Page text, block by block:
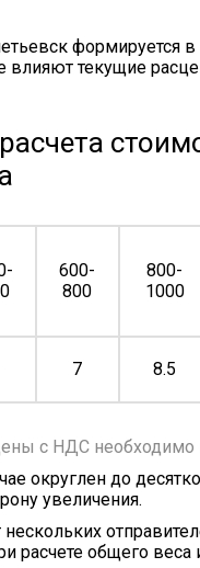
формируется
текущие
600-
800
800-
1000
7 8.5
с НДС необходимо
округлен до
увеличения.
расчете общего веса